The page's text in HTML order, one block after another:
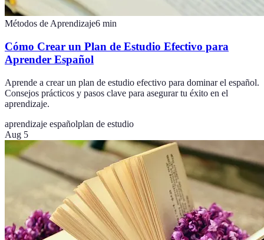
Métodos de Aprendizaje6 min
Cómo Crear un Plan de Estudio Efectivo para
Aprender Español
Aprende a crear un plan de estudio efectivo para dominar el español.
Consejos prácticos y pasos clave para asegurar tu éxito en el
aprendizaje.
aprendizaje españolplan de estudio
Aug 5